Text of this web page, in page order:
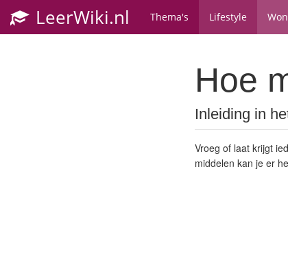
LeerWiki.nl Thema's Lifestyle
Hoe
Inleiding in
Vroeg of laat krijgt
middelen kan je er